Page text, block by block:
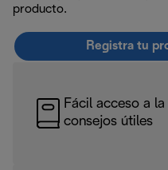
producto.
Registra tu
Fácil acceso a
consejos útiles